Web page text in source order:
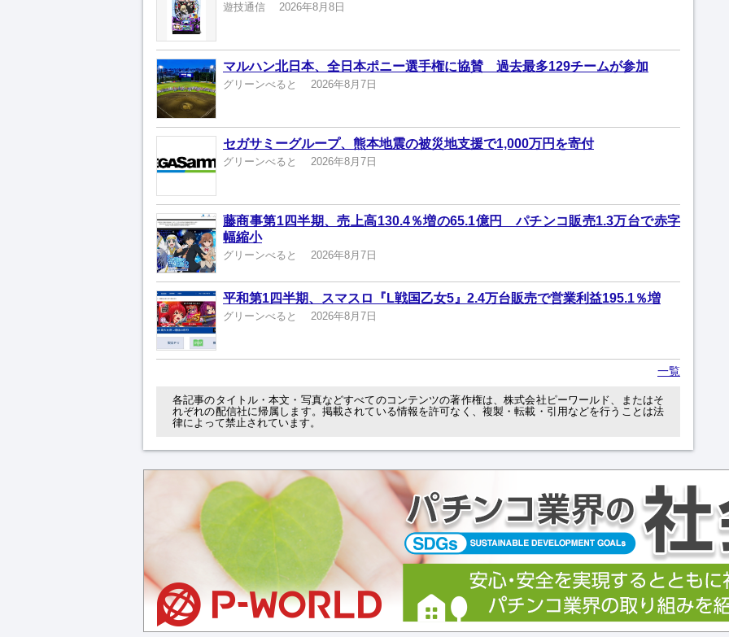
遊技通信 2026年8月8日
マルハン北日本、全日本ポニー選手権に協賛 過去最多129チームが参加
グリーンべると 2026年8月7日
セガサミーグループ、熊本地震の被災地支援で1,000万円を寄付
グリーンべると 2026年8月7日
藤商事第1四半期、売上高130.4％増の65.1億円 パチンコ販売1.3万台で赤字
幅縮小
グリーンべると 2026年8月7日
平和第1四半期、スマスロ『L戦国乙女5』2.4万台販売で営業利益195.1％増
グリーンべると 2026年8月7日
一覧
各記事のタイトル・本文・写真などすべてのコンテンツの著作権は、株式会社ピーワールド、またはそ
れぞれの配信社に帰属します。掲載されている情報を許可なく、複製・転載・引用などを行うことは法
律によって禁止されています。